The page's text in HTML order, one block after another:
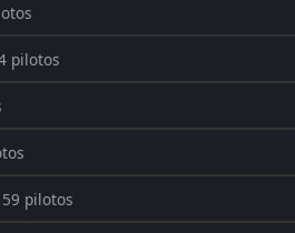
pilotos
59 pilotos